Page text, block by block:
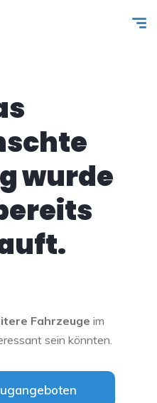
wurde
Fahrzeuge im
sein könnten.